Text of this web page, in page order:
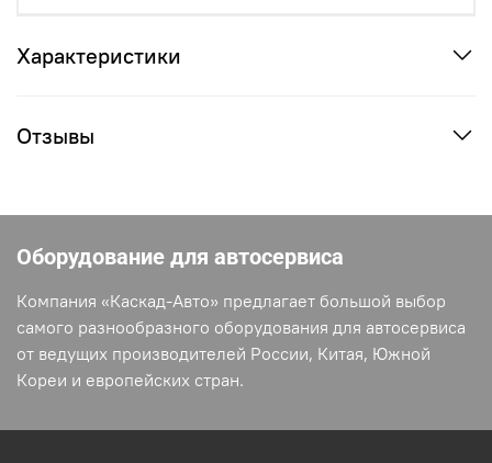
Характеристики
Отзывы
Оборудование для автосервиса
Компания «Каскад-Авто» предлагает большой выбор
самого разнообразного оборудования для автосервиса
от ведущих производителей России, Китая, Южной
Кореи и европейских стран.